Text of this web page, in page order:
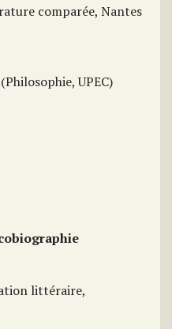
comparée, Nantes
UPEC)
littéraire,